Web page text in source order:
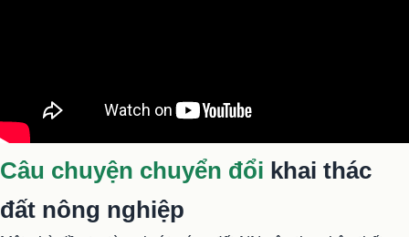
Câu chuyện chuyển đổi khai thác
đất nông nghiệp